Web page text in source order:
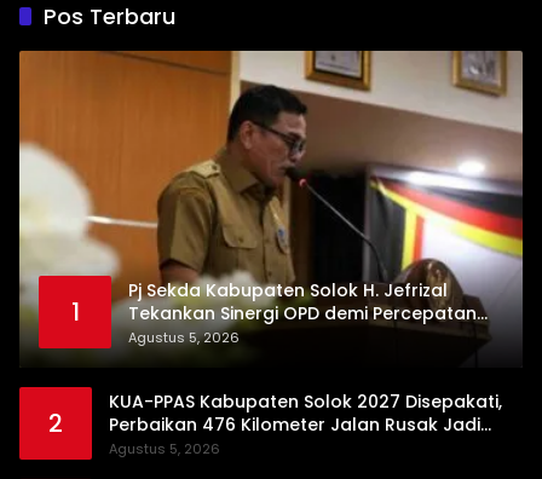
Pos Terbaru
1
Pj Sekda Kabupaten Solok H. Jefrizal
Tekankan Sinergi OPD demi Percepatan
Pembangunan Daerah
Agustus 5, 2026
2
KUA-PPAS Kabupaten Solok 2027 Disepakati,
Perbaikan 476 Kilometer Jalan Rusak Jadi
Prioritas
Agustus 5, 2026